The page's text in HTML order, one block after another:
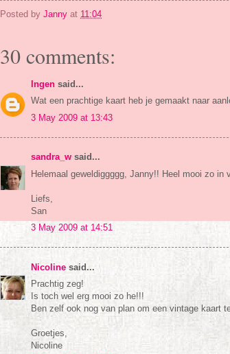
Posted by Janny at 11:04
30 comments:
Ingen said...
Wat een prachtige kaart heb je gemaakt naar
3 May 2009 at 13:43
sandra_w said...
Helemaal geweldiggggg, Janny!! Heel mooi zo in
Liefs,
San
3 May 2009 at 14:51
Nicoline said...
Prachtig zeg!
Is toch wel erg mooi zo he!!!
Ben zelf ook nog van plan om een vintage kaart
Groetjes,
Nicoline